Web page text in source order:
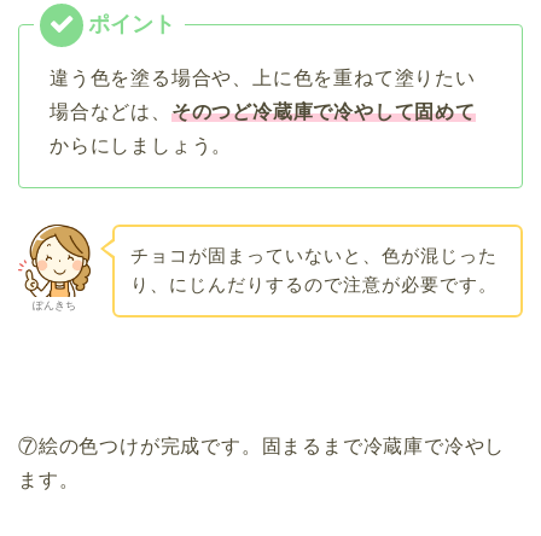
違う色を塗る場合や、上に色を重ねて塗りたい
場合などは、 そのつど冷蔵庫で冷やして固めて
からにしましょう。
ぽんきち
チョコが固まっていないと、色が混じった
り、にじんだりするので注意が必要です。
⑦絵の色つけが完成です。固まるまで冷蔵庫で冷やし
ます。